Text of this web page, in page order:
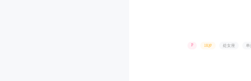
P 18岁 处女座 单